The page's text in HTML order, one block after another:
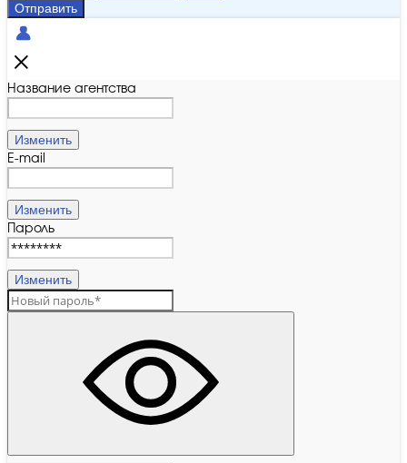
Отправить
Название агентства
Изменить
E-mail
Изменить
Пароль
Изменить